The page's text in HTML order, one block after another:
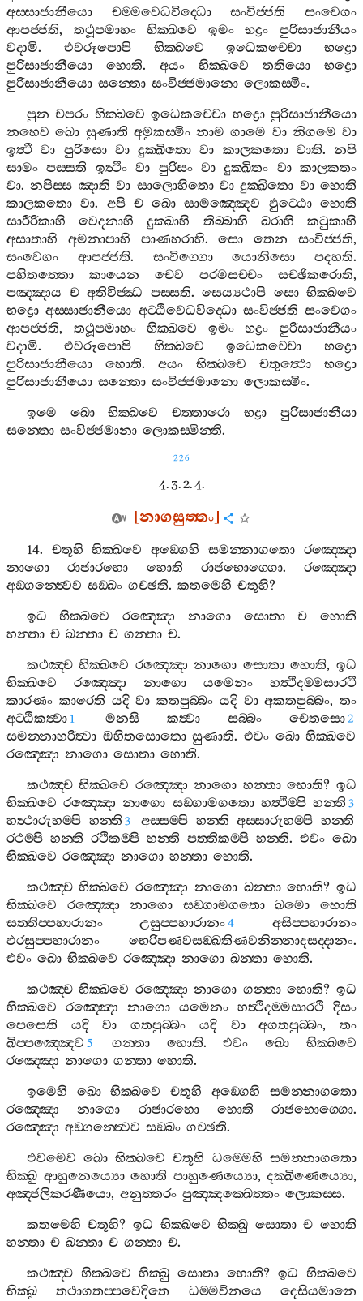
අස‍්සාජානීයො
චම‍්මවෙධවිද‍්ධො සංවිජ‍්ජති
සංවෙගං
ආපජ‍්ජති, තථූපමාහං භික‍්ඛවෙ ඉමං භද්‍රං
පුරිසාජානීයං
වදාමි. එවරූපොපි භික‍්ඛවෙ ඉධෙකච‍්චො
භද්‍රො
පුරිසාජානීයො
හොති. අයං භික‍්ඛවෙ තතියො
භද්‍රො
පුරිසාජානීයො සන‍්තො සංවිජ‍්ජමානො ලොකස‍්මිං.
පුන චපරං භික‍්ඛවෙ ඉධෙකච‍්චො භද්‍රො පුරිසාජානීයො
නහෙව ඛො සුණාති අමුකස‍්මිං නාම ගාමෙ වා නිගමෙ වා
ඉත්‍ථී වා පුරිසො වා දුක‍්ඛිතො වා කාලකතො වාති. නපි
සාමං පස‍්සති ඉත්‍ථිං වා පුරිසං වා දුක‍්ඛිතං වා කාලකතං
වා.නපිස‍්ස ඤාති වා සාලොහිතො වා දුක‍්ඛිතො වා හොති
කාලකතො වා. අපි ච ඛො සාමඤ‍්ඤෙව ඵුට‍්ඨො හොති
සාරීරිකාහි
වෙදනාහි දුක‍්ඛාහි තිබ‍්බාහි ඛරාහි
කටුකාහි
අසාතාහි
අමනාපාහි පාණහරාහි.සො තෙන සංවිජ‍්ජති,
සංවෙගං
ආපජ‍්ජති. සංවිග‍්ගො යොනිසො පදහති.
පහිතත‍්තො
කායෙන චෙව පරමසච‍්චං සච‍්ඡිකරොති,
පඤ‍්ඤාය ච අතිවිජ‍්ඣ පස‍්සති. සෙය්‍යථාපි සො භික‍්ඛවෙ
භද්‍රො අස‍්සාජානීයො අට‍්ඨිවෙධවිද‍්ධො සංවිජ‍්ජති සංවෙගං
ආපජ‍්ජති, තථූපමාහං භික‍්ඛවෙ ඉමං භද්‍රං
පුරිසාජානීයං
වදාමි. එවරූපොපි භික‍්ඛවෙ ඉධෙකච‍්චො
භද්‍රො
පුරිසාජානීයො
හොති. අයං භික‍්ඛවෙ චතුත්‍ථො
භද්‍රො
පුරිසාජානීයො සන‍්තො සංවිජ‍්ජමානො ලොකස‍්මිං.
ඉමෙ
ඛො භික‍්ඛවෙ චත‍්තාරො භද්‍රා
පුරිසාජානීයා
සන‍්තො සංවිජ‍්ජමානා ලොකස‍්මින‍්ති.
226
4. 3. 2. 4.
[නාගසුත‍්තං]
14. චතූහි භික‍්ඛවෙ අඞ‍්ගෙහි සමන‍්නාගතො රඤ‍්ඤො
නාගො
රාජාරහො හොති රාජභොග‍්ගො. රඤ‍්ඤො
අඞ‍්ගන‍්ත්‍වෙව සඞ‍්ඛං ගච‍්ඡති. කතමෙහි චතූහි?
ඉධ
භික‍්ඛවෙ රඤ‍්ඤො නාගො සොතා ච
හොති
හන‍්තා ච ඛන‍්තා ච ගන‍්තා ච.
කථඤ‍්ච භික‍්ඛවෙ රඤ‍්ඤො නාගො සොතා හොති, ඉධ
භික‍්ඛවෙ
රඤ‍්ඤො නාගො යමෙනං
හත්‍ථිදම‍්මසාරථි
කාරණං කාරෙති යදි වා කතපුබ‍්බං යදි වා අකතපුබ‍්බං, තං
අට‍්ඨිකත්‍වා 1 මනසි කත්‍වා සබ‍්බං චෙතසො2
සමන‍්නාහරිත්‍වා ඔහිතසොතො සුණාති.එවං ඛො භික‍්ඛවෙ
රඤ‍්ඤො නාගො සොතා හොති.
කථඤ‍්ච භික‍්ඛවෙ රඤ‍්ඤො නාගො හන‍්තා හොති? ඉධ
භික‍්ඛවෙ රඤ‍්ඤො නාගො සඞ‍්ගාමගතො හත්‍ථිම‍්පි හන‍්ති 3
හත්‍ථාරුහම‍්පි හන‍්ති 3 අස‍්සම‍්පි හන‍්ති අස‍්සාරුහම‍්පි හන‍්ති
රථම‍්පි හන‍්ති රථිකම‍්පි හන‍්ති පත‍්තිකම‍්පි හන‍්ති. එවං ඛො
භික‍්ඛවෙ රඤ‍්ඤො නාගො හන‍්තා හොති.
කථඤ‍්ච භික‍්ඛවෙ රඤ‍්ඤො නාගො ඛන‍්තා හොති?ඉධ
භික‍්ඛවෙ
රඤ‍්ඤො නාගො සඞ‍්ගාමගතො ඛමො
හොති
සත‍්තිප‍්පහාරානං
උසුප‍්පහාරානං 4
අසිප‍්පහාරානං
ඵරසුප‍්පහාරානං
භෙරිපණවසඞ‍්ඛතිණවනින‍්නාදසද‍්දානං.
එවං ඛො භික‍්ඛවෙ රඤ‍්ඤො නාගො ඛන‍්තා හොති.
කථඤ‍්ච භික‍්ඛවෙ රඤ‍්ඤො නාගො ගන‍්තා හොති? ඉධ
භික‍්ඛවෙ
රඤ‍්ඤො නාගො යමෙනං හත්‍ථිදම‍්මසාරථි දිසං
පෙසෙති
යදි වා ගතපුබ‍්බං යදි වා අගතපුබ‍්බං,තං
ඛිප‍්පඤ‍්ඤෙව 5 ගන‍්තා හොති.එවං ඛො
භික‍්ඛවෙ
රඤ‍්ඤො නාගො ගන‍්තා හොති.
ඉමෙහි
ඛො භික‍්ඛවෙ චතූහි අඞ‍්ගෙහි
සමන‍්නාගතො
රඤ‍්ඤො
නාගො රාජාරහො හොති රාජභොග‍්ගො.
රඤ‍්ඤො අඞ‍්ගන‍්ත්‍වෙව සඞ‍්ඛං ගච‍්ඡති.
එවමෙව ඛො භික‍්ඛවෙ චතූහි ධම‍්මෙහි සමන‍්නාගතො
භික‍්ඛු ආහුනෙය්‍යො හොති පාහුණෙය්‍යො, දක‍්ඛිණෙය්‍යො,
අඤ‍්ජලිකරණීයො, අනුත‍්තරං පුඤ‍්ඤක‍්ඛෙත‍්තං ලොකස‍්ස.
කතමෙහි චතූහි? ඉධ භික‍්ඛවෙ භික‍්ඛු සොතා ච හොති
හන‍්තා ච ඛන‍්තා ච ගන‍්තා ච.
කථඤ‍්ච භික‍්ඛවෙ භික‍්ඛු සොතා හොති?ඉධ භික‍්ඛවෙ
භික‍්ඛු
තථාගතප‍්පවෙදිතෙ ධම‍්මවිනයෙ දෙසියමානෙ